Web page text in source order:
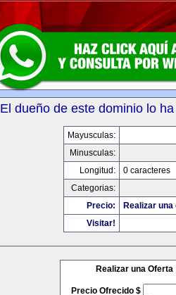
El dueño de este dominio lo
Mayusculas:
Minusculas:
Longitud:
0 caracteres
Categorias:
Precio:
Realizar
Visitar!
Realizar una Oferta
Precio Ofrecido $